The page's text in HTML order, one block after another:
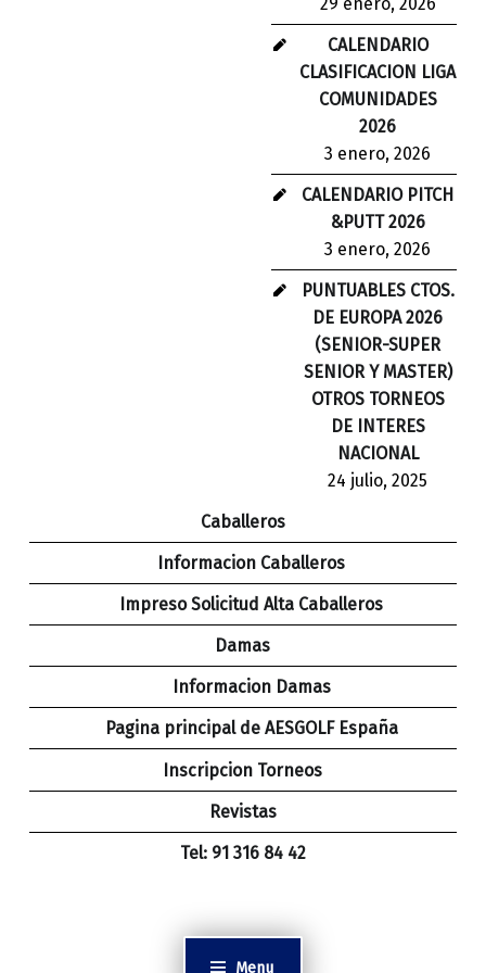
Menu
CALENDARIO
CLASIFICACION LIGA
COMUNIDADES
2026
3 enero, 2026
CALENDARIO PITCH
&PUTT 2026
3 enero, 2026
PUNTUABLES CTOS.
DE EUROPA 2026
(SENIOR-SUPER
SENIOR Y MASTER)
OTROS TORNEOS
DE INTERES
NACIONAL
24 julio, 2025
Caballeros
Informacion Caballeros
Impreso Solicitud Alta Caballeros
Damas
Informacion Damas
Pagina principal de AESGOLF España
Inscripcion Torneos
Revistas
Tel: 91 316 84 42